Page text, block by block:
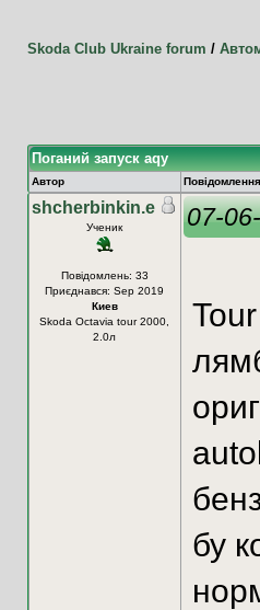
Skoda Club Ukraine forum /
Поганий запуск aqy
Автор Повідомлення
shcherbinkin.e
Ученик
Повідомлень: 33
Приєднався: Sep 2019
Киев
Skoda Octavia tour 2000,
2.0л
07-
бу